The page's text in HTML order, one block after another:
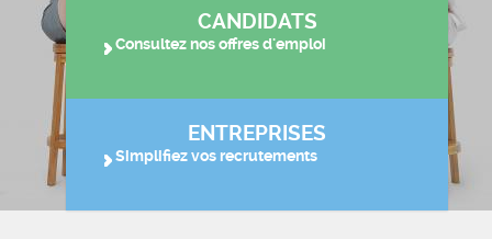
CANDIDATS
Consultez nos offres d'emploi
ENTREPRISES
Simplifiez vos recrutements